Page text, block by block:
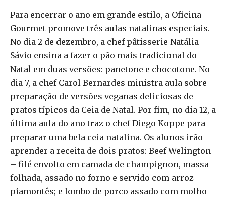
Para encerrar o ano em grande estilo, a Oficina
Gourmet promove três aulas natalinas especiais.
No dia 2 de dezembro, a chef pâtisserie Natália
Sávio ensina a fazer o pão mais tradicional do
Natal em duas versões: panetone e chocotone. No
dia 7, a chef Carol Bernardes ministra aula sobre
preparação de versões veganas deliciosas de
pratos típicos da Ceia de Natal. Por fim, no dia 12, a
última aula do ano traz o chef Diego Koppe para
preparar uma bela ceia natalina. Os alunos irão
aprender a receita de dois pratos: Beef Welington
– filé envolto em camada de champignon, massa
folhada, assado no forno e servido com arroz
piamontês; e lombo de porco assado com molho